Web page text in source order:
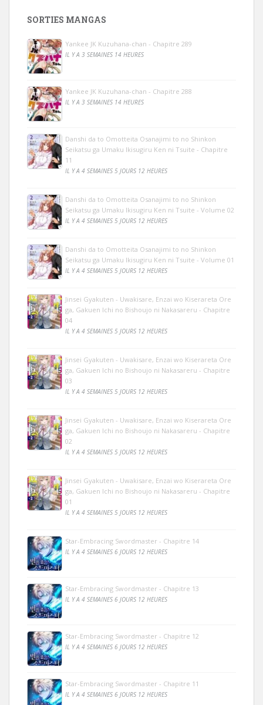
SORTIES MANGAS
Yankee JK Kuzuhana-chan - Chapitre 289
IL Y A 3 SEMAINES 14 HEURES
Yankee JK Kuzuhana-chan - Chapitre 288
IL Y A 3 SEMAINES 14 HEURES
Danshi da to Omotteita Osanajimi to no Shinkon
Seikatsu ga Umaku Ikisugiru Ken ni Tsuite - Chapitre
11
IL Y A 4 SEMAINES 5 JOURS 12 HEURES
Danshi da to Omotteita Osanajimi to no Shinkon
Seikatsu ga Umaku Ikisugiru Ken ni Tsuite - Volume 02
IL Y A 4 SEMAINES 5 JOURS 12 HEURES
Danshi da to Omotteita Osanajimi to no Shinkon
Seikatsu ga Umaku Ikisugiru Ken ni Tsuite - Volume 01
IL Y A 4 SEMAINES 5 JOURS 12 HEURES
Jinsei Gyakuten - Uwakisare, Enzai wo Kiserareta Ore
ga, Gakuen Ichi no Bishoujo ni Nakasareru - Chapitre
04
IL Y A 4 SEMAINES 5 JOURS 12 HEURES
Jinsei Gyakuten - Uwakisare, Enzai wo Kiserareta Ore
ga, Gakuen Ichi no Bishoujo ni Nakasareru - Chapitre
03
IL Y A 4 SEMAINES 5 JOURS 12 HEURES
Jinsei Gyakuten - Uwakisare, Enzai wo Kiserareta Ore
ga, Gakuen Ichi no Bishoujo ni Nakasareru - Chapitre
02
IL Y A 4 SEMAINES 5 JOURS 12 HEURES
Jinsei Gyakuten - Uwakisare, Enzai wo Kiserareta Ore
ga, Gakuen Ichi no Bishoujo ni Nakasareru - Chapitre
01
IL Y A 4 SEMAINES 5 JOURS 12 HEURES
Star-Embracing Swordmaster - Chapitre 14
IL Y A 4 SEMAINES 6 JOURS 12 HEURES
Star-Embracing Swordmaster - Chapitre 13
IL Y A 4 SEMAINES 6 JOURS 12 HEURES
Star-Embracing Swordmaster - Chapitre 12
IL Y A 4 SEMAINES 6 JOURS 12 HEURES
Star-Embracing Swordmaster - Chapitre 11
IL Y A 4 SEMAINES 6 JOURS 12 HEURES